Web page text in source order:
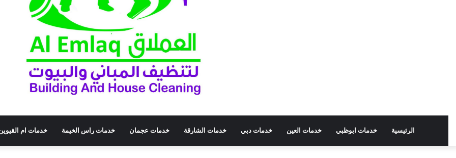
الرئيسية خدمات ابوظبي خدمات العين خدمات دبي خدمات الشارقة خدمات عجمان خدمات راس الخيمة خدمات ام